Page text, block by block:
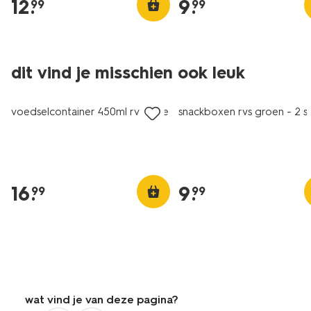
12.
99 9.
99
dit vind je misschien ook leuk
voedselcontainer 450ml rvs roze
16.
99
snackboxen rvs groen - 2
9.
99
wat vind je van deze pagina?